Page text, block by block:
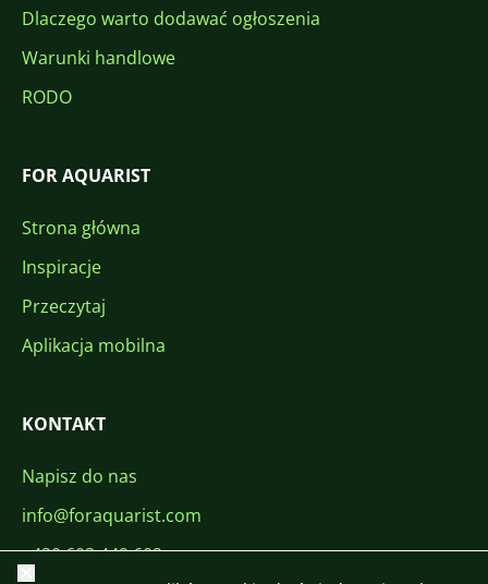
Dlaczego warto dodawać ogłoszenia
Warunki handlowe
RODO
FOR AQUARIST
Strona główna
Inspiracje
Przeczytaj
Aplikacja mobilna
KONTAKT
Napisz do nas
info@foraquarist.com
+420 603 449 602
Zamknij